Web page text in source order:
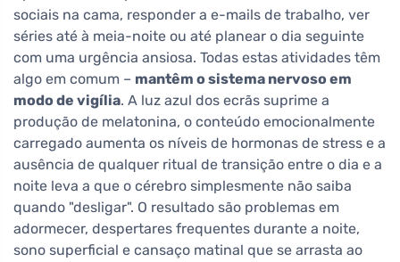
sociais na cama, responder a e-mails de trabalho, ver
séries até à meia-noite ou até planear o dia seguinte
com uma urgência ansiosa. Todas estas atividades têm
algo em comum – mantêm o sistema nervoso em
modo de vigília. A luz azul dos ecrãs suprime a
produção de melatonina, o conteúdo emocionalmente
carregado aumenta os níveis de hormonas de stress e a
ausência de qualquer ritual de transição entre o dia e a
noite leva a que o cérebro simplesmente não saiba
quando "desligar". O resultado são problemas em
adormecer, despertares frequentes durante a noite,
sono superficial e cansaço matinal que se arrasta ao